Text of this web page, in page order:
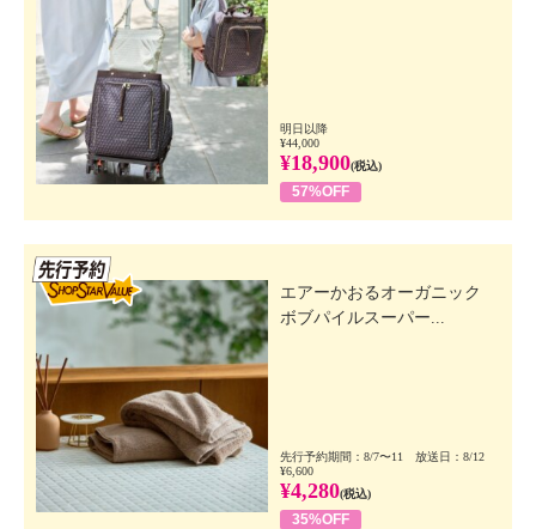
明日以降
¥44,000
¥18,900(税込)
57%OFF
エアーかおるオーガニック
ボブパイルスーパー...
先行予約期間：8/7〜11 放送日：8/12
¥6,600
¥4,280(税込)
35%OFF